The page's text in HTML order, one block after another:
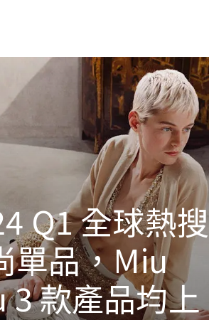
Q1 全球熱搜
單品，Miu
3 款產品均上